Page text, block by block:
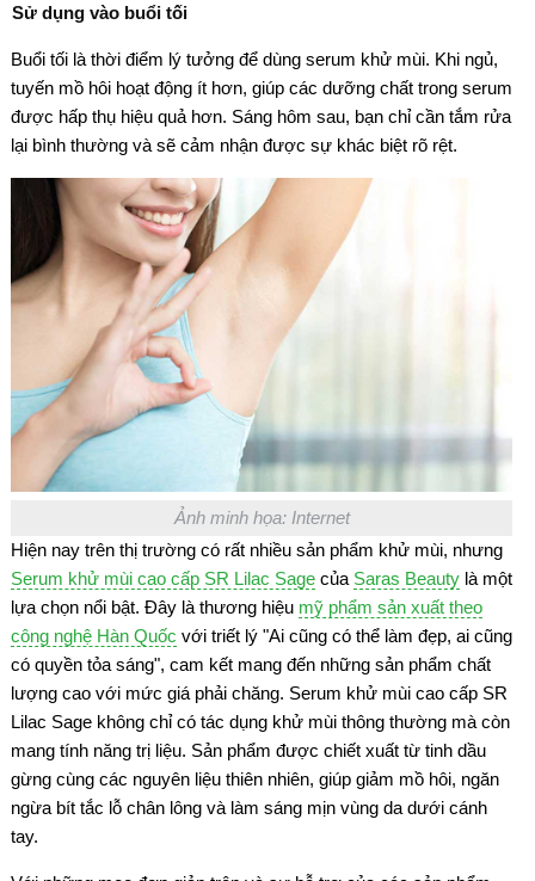
Sử dụng vào buổi tối
Buổi tối là thời điểm lý tưởng để dùng serum khử mùi. Khi ngủ,
tuyến mồ hôi hoạt động ít hơn, giúp các dưỡng chất trong serum
được hấp thụ hiệu quả hơn. Sáng hôm sau, bạn chỉ cần tắm rửa
lại bình thường và sẽ cảm nhận được sự khác biệt rõ rệt.
Ảnh minh họa: Internet
Hiện nay trên thị trường có rất nhiều sản phẩm khử mùi, nhưng
Serum khử mùi cao cấp SR Lilac Sage của Saras Beauty là một
lựa chọn nổi bật. Đây là thương hiệu mỹ phẩm sản xuất theo
công nghệ Hàn Quốc với triết lý "Ai cũng có thể làm đẹp, ai cũng
có quyền tỏa sáng", cam kết mang đến những sản phẩm chất
lượng cao với mức giá phải chăng. Serum khử mùi cao cấp SR
Lilac Sage không chỉ có tác dụng khử mùi thông thường mà còn
mang tính năng trị liệu. Sản phẩm được chiết xuất từ tinh dầu
gừng cùng các nguyên liệu thiên nhiên, giúp giảm mồ hôi, ngăn
ngừa bít tắc lỗ chân lông và làm sáng mịn vùng da dưới cánh
tay.